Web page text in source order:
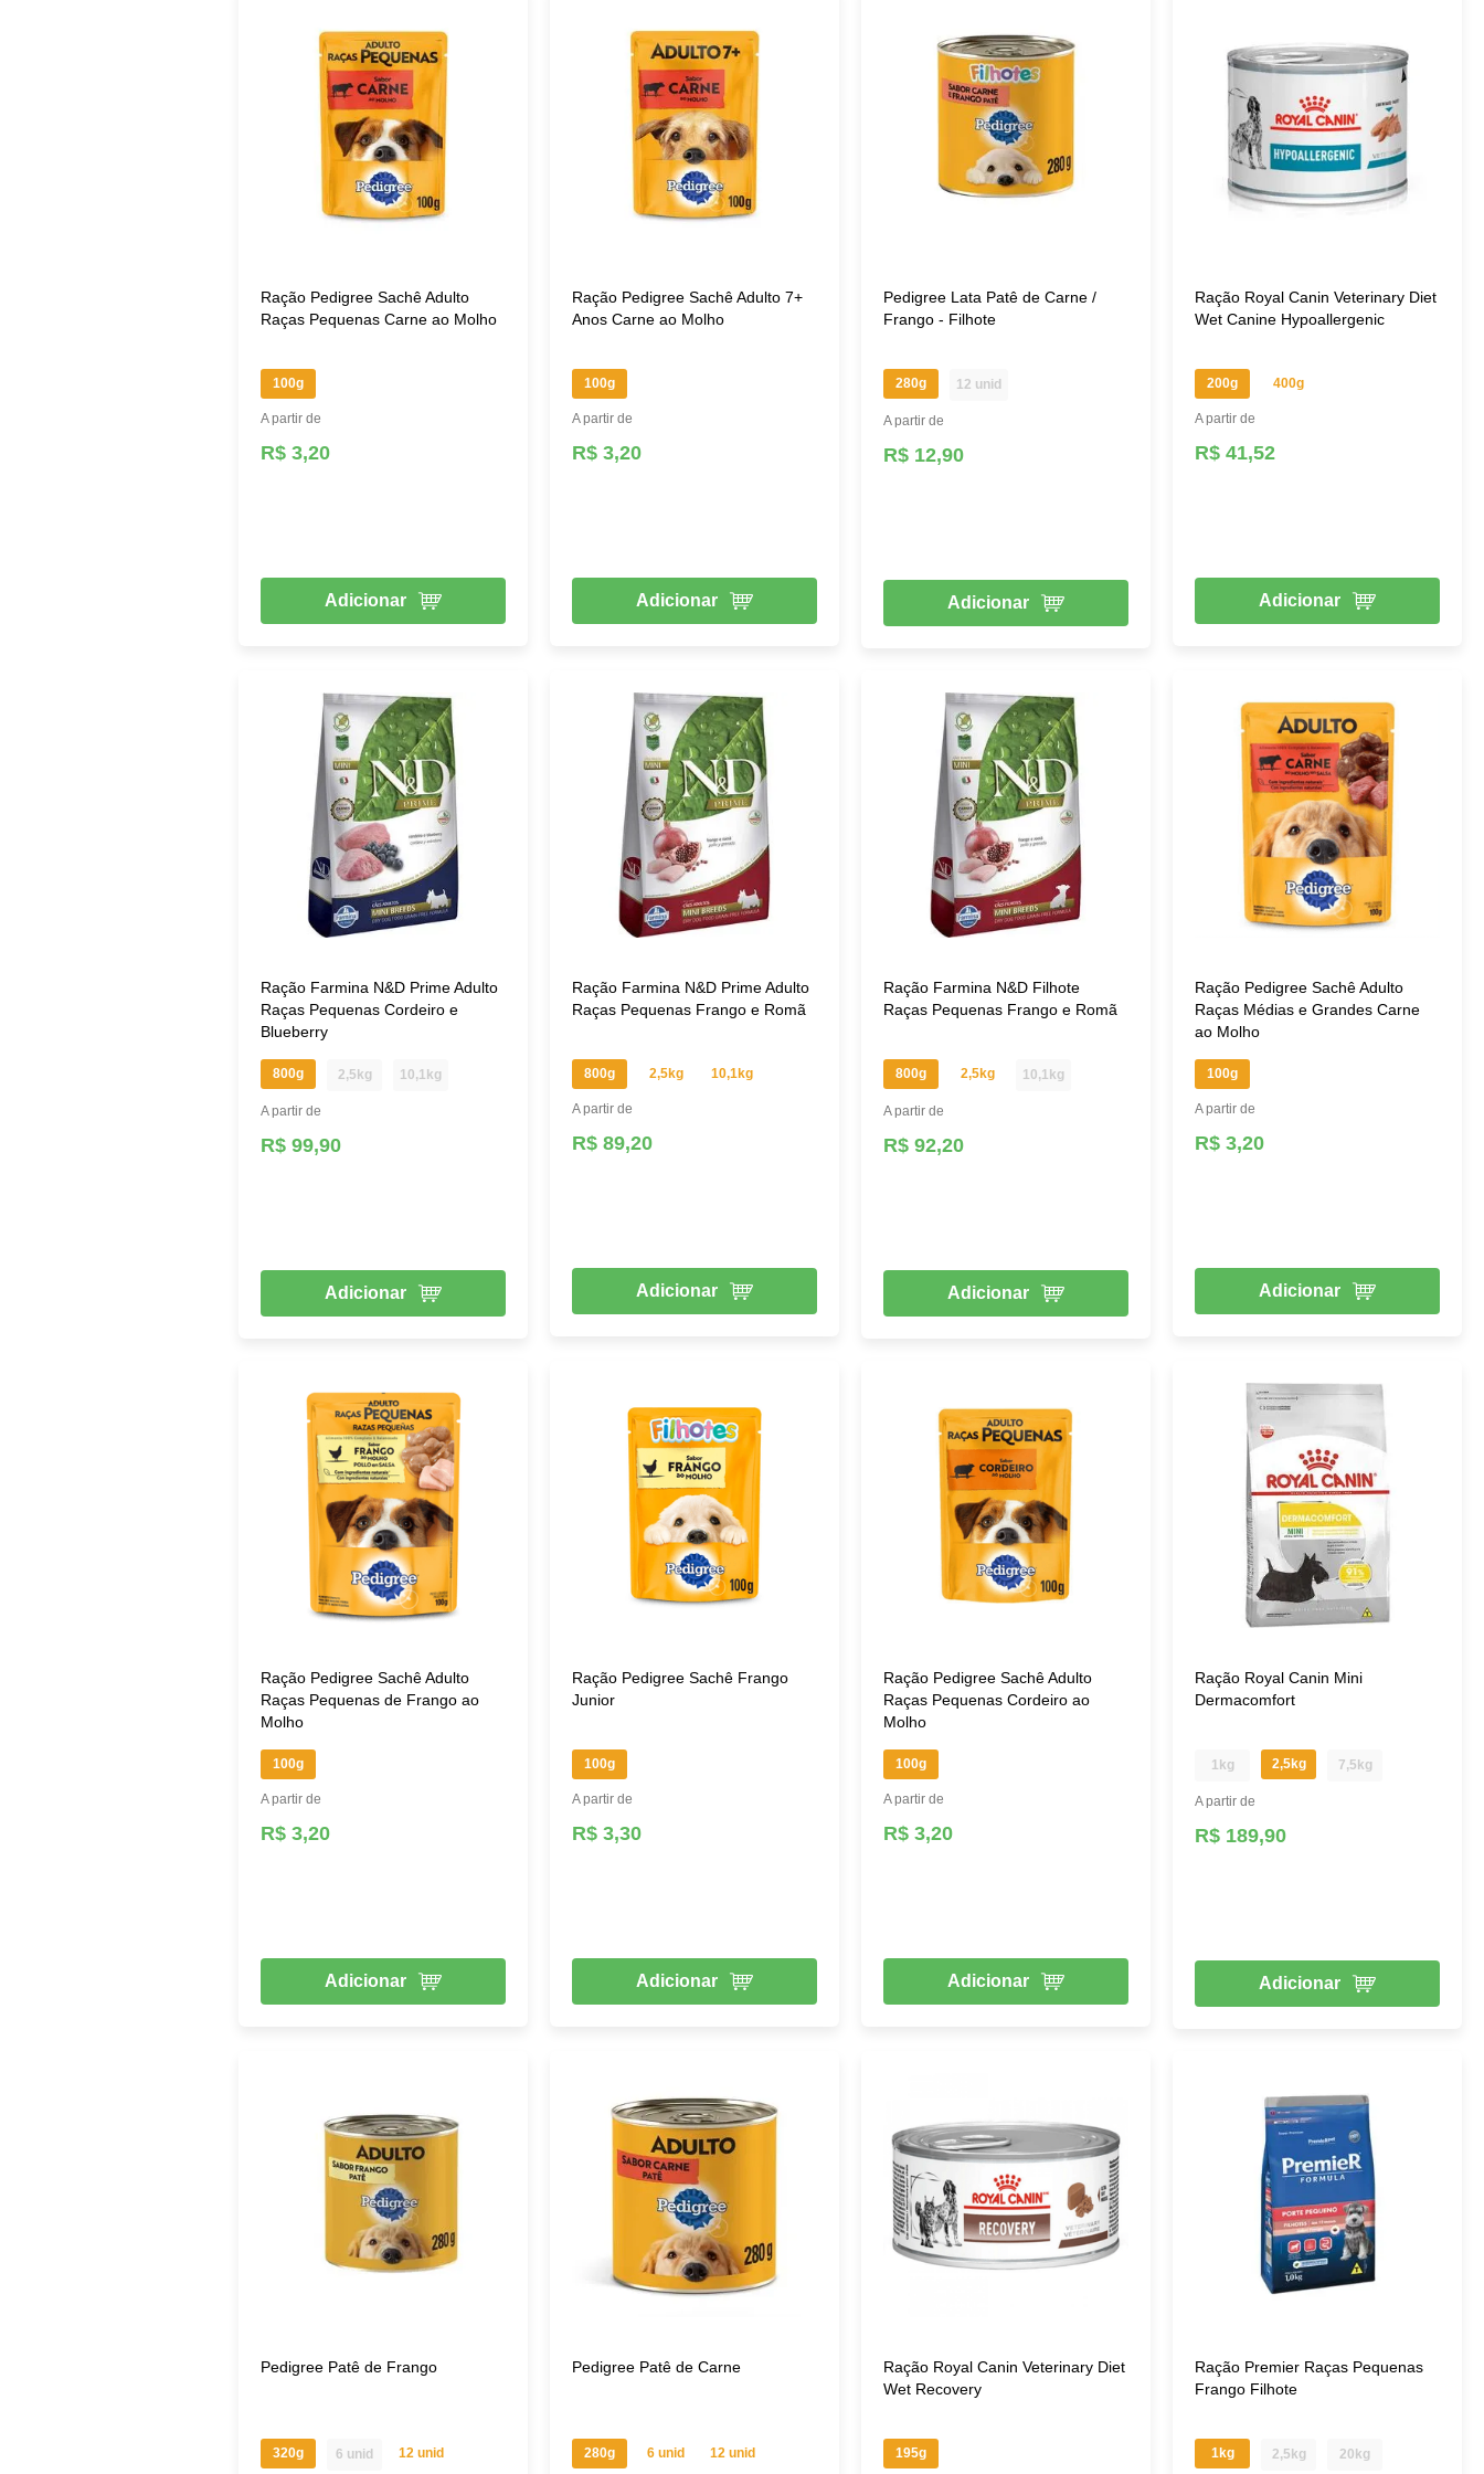
Ração Pedigree Sachê Adulto
Raças Pequenas Carne ao Molho
100g
A partir de
R$ 3,20
Adicionar
Ração Pedigree Sachê Adulto 7+
Anos Carne ao Molho
100g
A partir de
R$ 3,20
Adicionar
Pedigree Lata Patê de Carne /
Frango - Filhote
280g 12 unid
A partir de
R$ 12,90
Adicionar
Ração Royal Canin Veterinary Diet
Wet Canine Hypoallergenic
200g 400g
A partir de
R$ 41,52
Adicionar
Ração Farmina N&D Prime Adulto
Raças Pequenas Cordeiro e
Blueberry
800g 2,5kg 10,1kg
A partir de
R$ 99,90
Adicionar
Ração Farmina N&D Prime Adulto
Raças Pequenas Frango e Romã
800g 2,5kg 10,1kg
A partir de
R$ 89,20
Adicionar
Ração Farmina N&D Filhote
Raças Pequenas Frango e Romã
800g 2,5kg 10,1kg
A partir de
R$ 92,20
Adicionar
Ração Pedigree Sachê Adulto
Raças Médias e Grandes Carne
ao Molho
100g
A partir de
R$ 3,20
Adicionar
Ração Pedigree Sachê Adulto
Raças Pequenas de Frango ao
Molho
100g
A partir de
R$ 3,20
Adicionar
Ração Pedigree Sachê Frango
Junior
100g
A partir de
R$ 3,30
Adicionar
Ração Pedigree Sachê Adulto
Raças Pequenas Cordeiro ao
Molho
100g
A partir de
R$ 3,20
Adicionar
Ração Royal Canin Mini
Dermacomfort
1kg 2,5kg 7,5kg
A partir de
R$ 189,90
Adicionar
Pedigree Patê de Frango
320g 6 unid 12 unid
Pedigree Patê de Carne
280g 6 unid 12 unid
Ração Royal Canin Veterinary Diet
Wet Recovery
195g
Ração Premier Raças Pequenas
Frango Filhote
1kg 2,5kg 20kg